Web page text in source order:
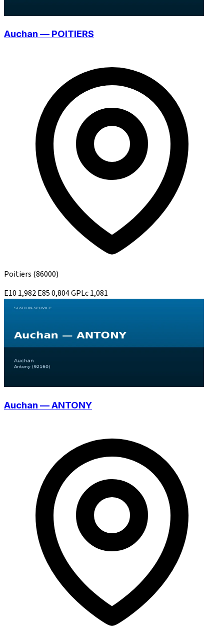
Auchan — POITIERS
Poitiers (86000)
E10 1,982E850,804GPLc1,081
Auchan — ANTONY